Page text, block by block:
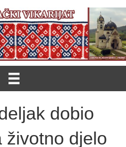
dobio
životno djelo